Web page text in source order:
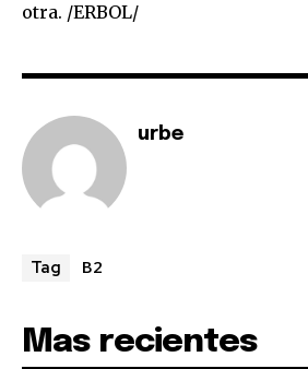
SUBSCRIBERS and
To subscribe, simply enter your email
or click the subscribe button below.
your privacy and won't spam your
safe with us.
SUBSCRIBE
otra. /ERBOL/
urbe
Tag B2
Mas recientes